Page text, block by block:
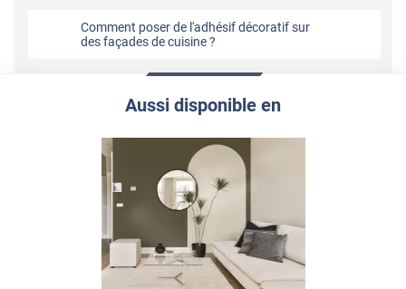
Comment poser de l'adhésif décoratif sur
des façades de cuisine ?
Aussi disponible en